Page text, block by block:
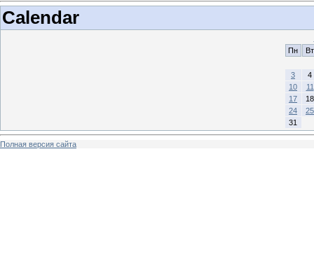
Calendar
Пн
Вт
3
4
10
11
17
18
24
25
31
Полная версия сайта